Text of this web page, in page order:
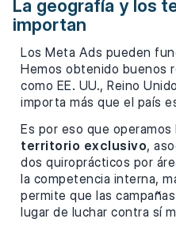
La geografía y los
importan
Los Meta Ads pueden
Hemos obtenido buenos
como EE. UU., Reino
importa más que el país
Es por eso que
territorio exclusivo,
dos quiroprácticos por
la competencia interna,
permite que las
lugar de luchar contra sí